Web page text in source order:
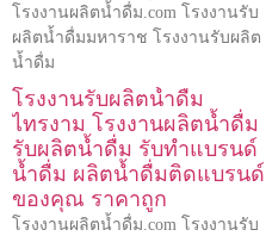
โรงงานผลิตน้ำดื่ม.com โรงงานรับ
ผลิตน้ำดื่มมหาราช โรงงานรับผลิต
น้ำดื่ม
โรงงานรับผลิตน้ำดื่ม
ไทรงาม โรงงานผลิตน้ำดื่ม
รับผลิตน้ำดื่ม รับทำแบรนด์
น้ำดื่ม ผลิตน้ำดื่มติดแบรนด์
ของคุณ ราคาถูก
โรงงานผลิตน้ำดื่ม.com โรงงานรับ